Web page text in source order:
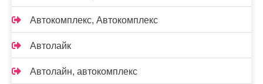
Автокомплекс, Автокомплекс
Автолайк
Автолайн, автокомплекс